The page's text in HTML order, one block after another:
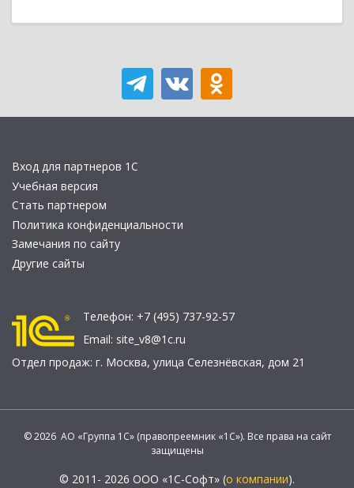
Вход для партнеров 1С
Учебная версия
Стать партнером
Политика конфиденциальности
Замечания по сайту
Другие сайты
Телефон: +7 (495) 737-92-57
Email: site_v8@1c.ru
Отдел продаж: г. Москва, улица Селезнёвская, дом 21
© 2026 АО «Группа 1С» (правопреемник «1С»). Все права на сайт
защищены
© 2011- 2026 ООО «1С-Софт» (о компании).